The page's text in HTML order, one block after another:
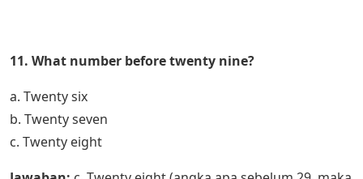
11. What number before twenty nine?
a. Twenty six
b. Twenty seven
c. Twenty eight